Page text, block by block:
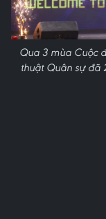
Qua 3 mùa Cuộc
thuật Quân sự đã